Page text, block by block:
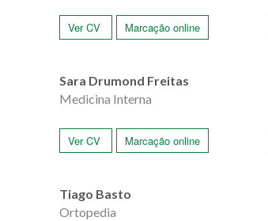
Ver CV Marcação online
Sara Drumond Freitas
Medicina Interna
Ver CV Marcação online
Tiago Basto
Ortopedia